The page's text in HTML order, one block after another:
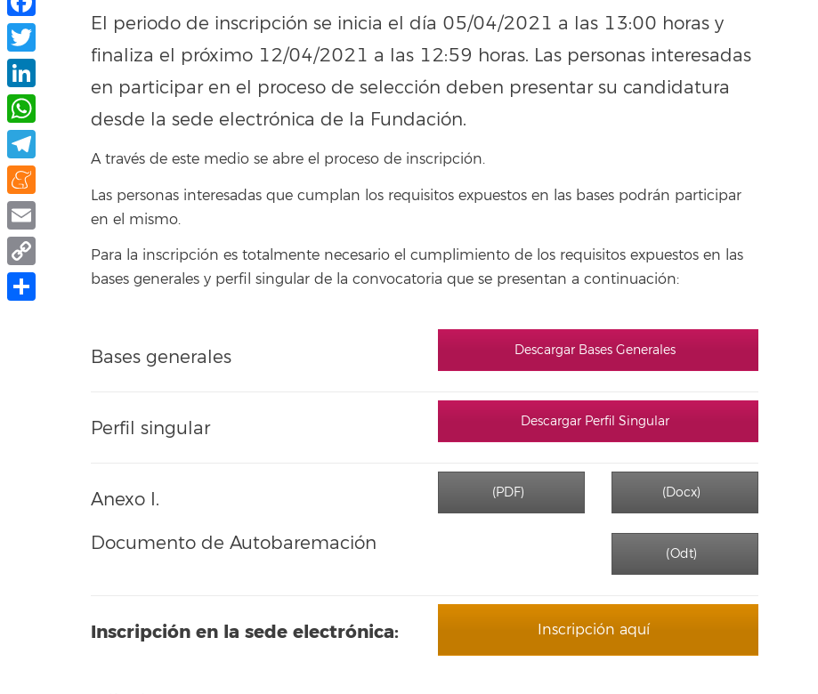
El periodo de inscripción se inicia el día 05/04/2021 a las 13:00 horas y
finaliza el próximo 12/04/2021 a las 12:59 horas. Las personas interesadas
en participar en el proceso de selección deben presentar su candidatura
desde la sede electrónica de la Fundación.
A través de este medio se abre el proceso de inscripción.
Las personas interesadas que cumplan los requisitos expuestos en las bases podrán participar
en el mismo.
Para la inscripción es totalmente necesario el cumplimiento de los requisitos expuestos en las
bases generales y perfil singular de la convocatoria que se presentan a continuación:
Bases generales Descargar Bases Generales
Perfil singular Descargar Perfil Singular
Anexo I.
Documento de Autobaremación
(PDF) (Docx)
(Odt)
Inscripción en la sede electrónica: Inscripción aquí
Facebook
Twitter
LinkedIn
WhatsApp
Telegram
Meneame
Email
Copy